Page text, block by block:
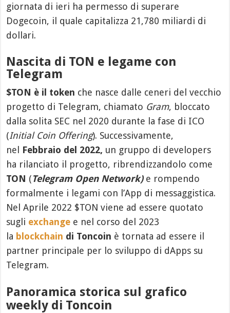
giornata di ieri ha permesso di superare
Dogecoin, il quale capitalizza 21,780 miliardi di
dollari.
Nascita di TON e legame con
Telegram
$TON è il token che nasce dalle ceneri del vecchio
progetto di Telegram, chiamato Gram, bloccato
dalla solita SEC nel 2020 durante la fase di ICO
(Initial Coin Offering). Successivamente,
nel Febbraio del 2022, un gruppo di developers
ha rilanciato il progetto, ribrendizzandolo come
TON (Telegram Open Network) e rompendo
formalmente i legami con l’App di messaggistica.
Nel Aprile 2022 $TON viene ad essere quotato
sugli exchange e nel corso del 2023
la blockchain di Toncoin è tornata ad essere il
partner principale per lo sviluppo di dApps su
Telegram.
Panoramica storica sul grafico
weekly di Toncoin